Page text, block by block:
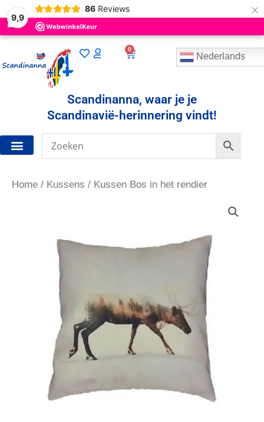
9,9
86 Reviews ×
0
Winkelwagen Nederlands
Scandinanna, waar je je
Scandinavië-herinnering vindt!
Home / Kussens / Kussen Bos in het rendier